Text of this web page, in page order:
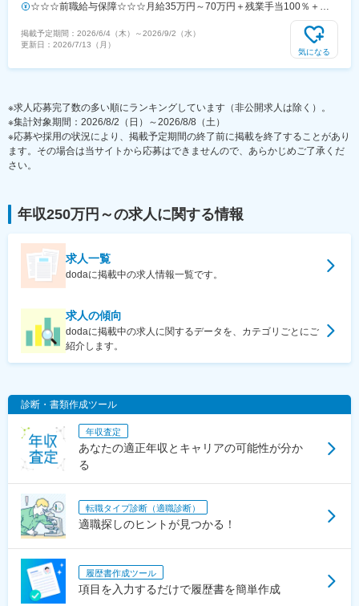
にて勤務いただきます。※希望勤務地をできるだけ考慮します※プロジ
☆☆☆前職給与保障☆☆☆月給35万円～70万円＋残業手当100％＋賞
与年2回（経験4年以上の方）月給23万円～35万円＋残業手当100％＋
賞与年2回（経験4年以下の方）月給22万円～＋残業手当100％＋賞与
年2回（未経験の方）※経験・年齢・スキルを考慮し、話し合いの上で
円／22歳／経験2年／入社2年目
掲載予定期間： 2026/6/4（木） ～2026/9/2（水）
更新日： 2026/7/13（月）
気になる
※求人応募完了数の多い順にランキングしています（非公開求人は除く）。
※集計対象期間：2026/8/2（日）～2026/8/8（土）
※応募や採用の状況により、掲載予定期間の終了前に掲載を終了することがあり
ます。その場合は当サイトから応募はできませんので、あらかじめご了承くだ
さい。
年収250万円～の求人に関する情報
求人一覧
dodaに掲載中の求人情報一覧です。
求人の傾向
dodaに掲載中の求人に関するデータを、カテゴリごとにご
紹介します。
診断・書類作成ツール
年収査定
あなたの適正年収とキャリアの可能性が分か
る
転職タイプ診断（適職診断）
適職探しのヒントが見つかる！
履歴書作成ツール
項目を入力するだけで履歴書を簡単作成